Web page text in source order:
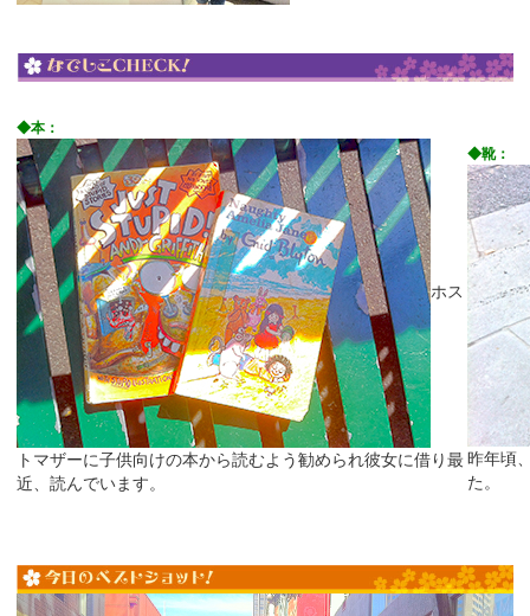
◆本：
ホス
トマザーに子供向けの本から読むよう勧められ彼女に借り最
近、読んでいます。
◆靴：
昨年頃